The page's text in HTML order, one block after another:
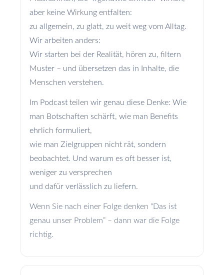
aber keine Wirkung entfalten:
zu allgemein, zu glatt, zu weit weg vom Alltag.
Wir arbeiten anders:
Wir starten bei der Realität, hören zu, filtern
Muster – und übersetzen das in Inhalte, die
Menschen verstehen.
Im Podcast teilen wir genau diese Denke: Wie
man Botschaften schärft, wie man Benefits
ehrlich formuliert,
wie man Zielgruppen nicht rät, sondern
beobachtet. Und warum es oft besser ist,
weniger zu versprechen
und dafür verlässlich zu liefern.
Wenn Sie nach einer Folge denken “Das ist
genau unser Problem” – dann war die Folge
richtig.